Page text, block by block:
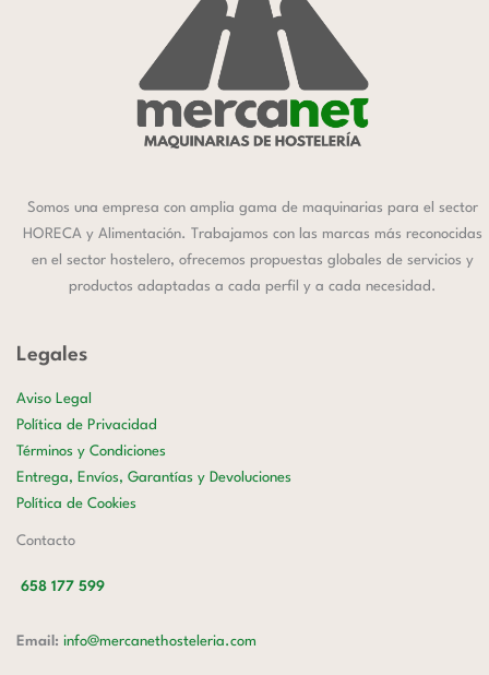
Somos una empresa con amplia gama de maquinarias para el sector
HORECA y Alimentación. Trabajamos con las marcas más reconocidas
en el sector hostelero, ofrecemos propuestas globales de servicios y
productos adaptadas a cada perfil y a cada necesidad.
Legales
Aviso Legal
Política de Privacidad
Términos y Condiciones
Entrega, Envíos, Garantías y Devoluciones
Política de Cookies
Contacto
658 177 599
Email: info@mercanethosteleria.com